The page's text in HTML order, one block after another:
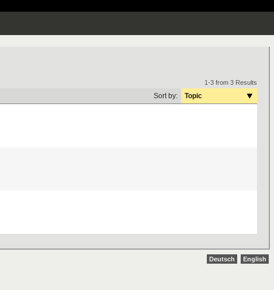
1-3 from 3 Results
Sort by: Topic
Deutsch English